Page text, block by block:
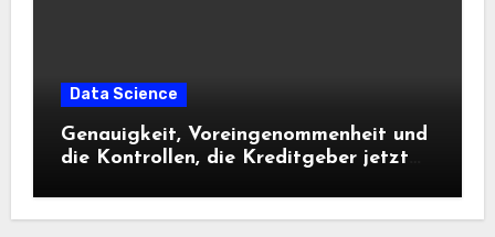
Data Science
Genauigkeit, Voreingenommenheit und
die Kontrollen, die Kreditgeber jetzt